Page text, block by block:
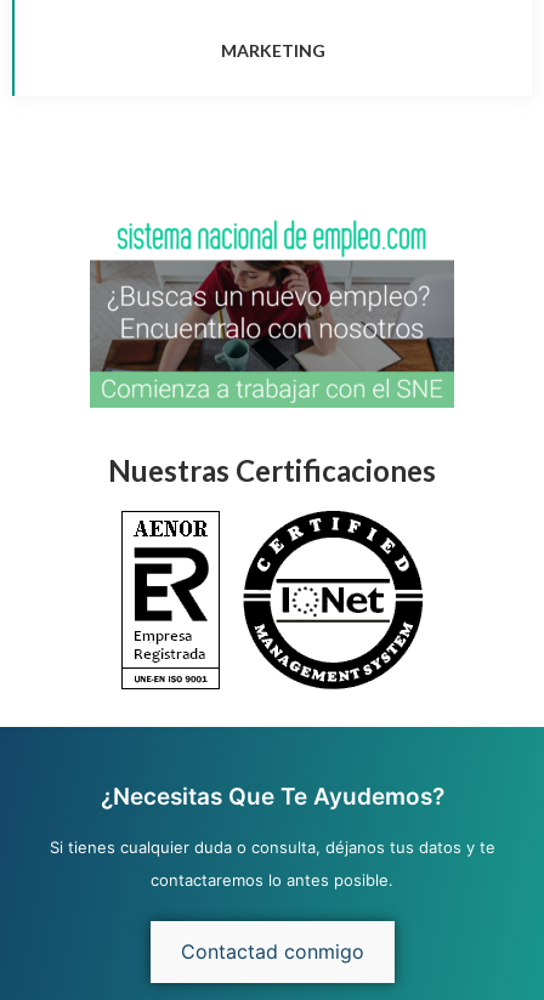
MARKETING
Nuestras Certificaciones
¿Necesitas Que Te Ayudemos?
Si tienes cualquier duda o consulta, déjanos tus datos y te
contactaremos lo antes posible.
Contactad conmigo